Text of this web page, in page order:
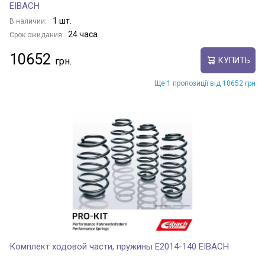
EIBACH
В наличии: 1 шт.
Срок ожидания: 24 часа
10652 КУПИТЬ
Ще 1 пропозиції від 10652 грн
Комплект ходовой части, пружины E2014-140 EIBACH